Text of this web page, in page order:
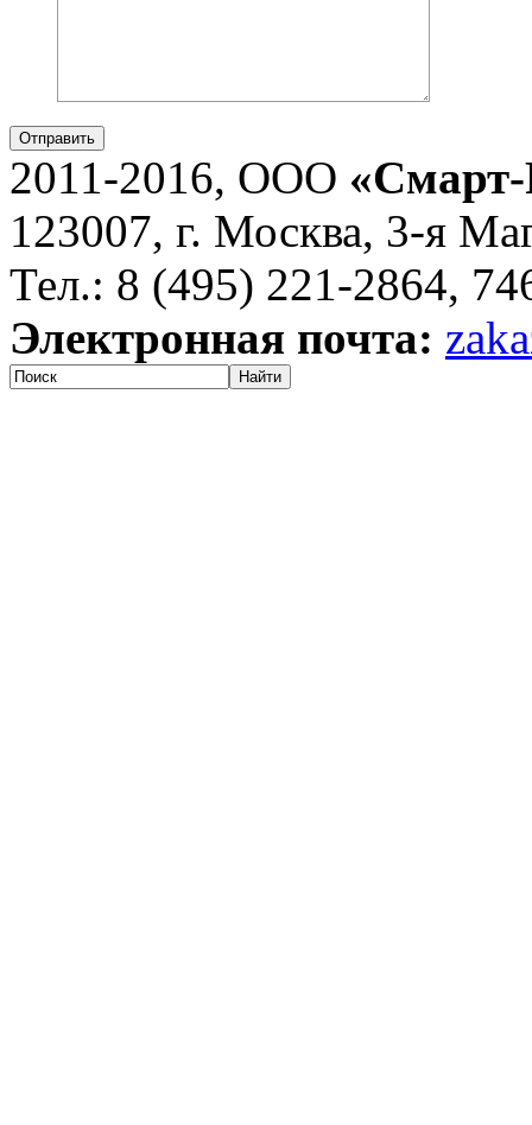
Отправить
2011-2016, ООО
123007, г. Москва, 3-я
Тел.: 8 (495) 221-2864,
Электронная почта:
Найти